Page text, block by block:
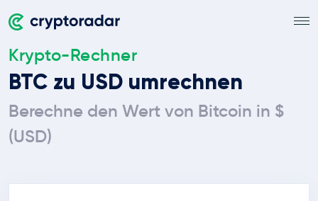
Krypto-Rechner
BTC zu USD umrechnen
Berechne den Wert von Bitcoin in $
(USD)